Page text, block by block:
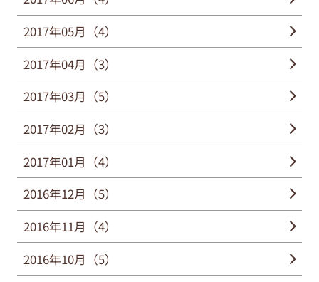
2017年05月（4）
2017年04月（3）
2017年03月（5）
2017年02月（3）
2017年01月（4）
2016年12月（5）
2016年11月（4）
2016年10月（5）